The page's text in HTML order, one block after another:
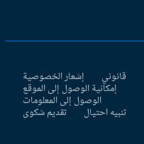
قانوني إشعار الخصوصية
إمكانية الوصول إلى الموقع
الوصول إلى المعلومات
تنبيه احتيال تقديم شكوى